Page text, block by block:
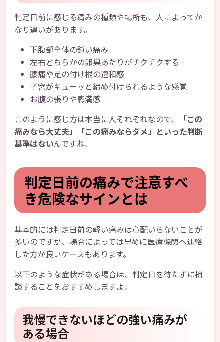
判定日前に感じる痛みの種類や場所も、人によってか
なり違いがあります。
下腹部全体の鈍い痛み
左右どちらかの卵巣あたりがチクチクする
腰痛や足の付け根の違和感
子宮がキューッと締め付けられるような感覚
お腹の張りや膨満感
このように感じ方は本当に人それぞれなので、
「この
痛みなら大丈夫」「この痛みならダメ」といった判断
基準はないんですね。
判定日前の痛みで注意すべ
き危険なサインとは
基本的には判定日前の軽い痛みは心配いらないことが
多いのですが、場合によっては早めに医療機関へ連絡
した方が良いケースもあります。
以下のような症状がある場合は、判定日を待たずに相
談することをおすすめしますよ。
我慢できないほどの強い痛みが
ある場合